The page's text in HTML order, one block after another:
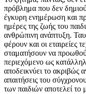
πρόβλημα που δεν
έγκυρη ενημέρωση και
ημέρες της ζωής του
ανθρώπινη ανάπτυξη.
φέρουν και οι εταιρείες
σταματήσουν να
περιεχόμενο ως
αποδεικνύει το ακριβώς
απαιτήσεις του
των παιδιών αποτελεί το